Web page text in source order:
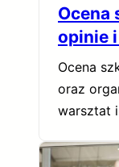
Ocena
opinie
Ocena
oraz
warsztat